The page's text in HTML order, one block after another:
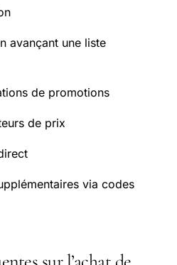
avançant une liste
de promotions
de prix
via codes